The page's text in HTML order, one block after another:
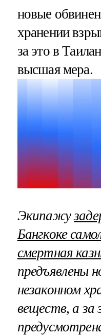
новые
хранении
за это в
высшая мера.
Экипажу
Бангкоке
смертная
предъявлены
незаконном
веществ, а за